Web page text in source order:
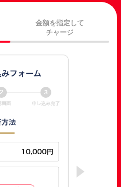
金額を指定して
チャージ